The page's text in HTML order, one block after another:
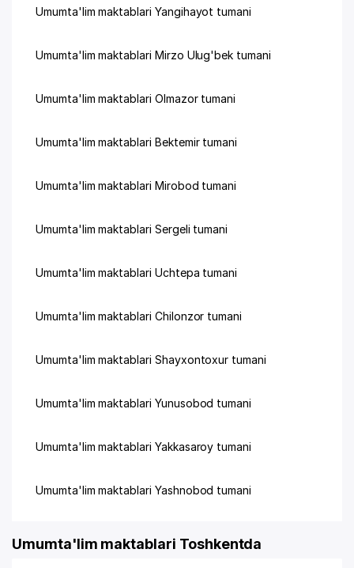
Umumta'lim maktablari Yangihayot tumani
Umumta'lim maktablari Mirzo Ulug'bek tumani
Umumta'lim maktablari Olmazor tumani
Umumta'lim maktablari Bektemir tumani
Umumta'lim maktablari Mirobod tumani
Umumta'lim maktablari Sergeli tumani
Umumta'lim maktablari Uchtepa tumani
Umumta'lim maktablari Chilonzor tumani
Umumta'lim maktablari Shayxontoxur tumani
Umumta'lim maktablari Yunusobod tumani
Umumta'lim maktablari Yakkasaroy tumani
Umumta'lim maktablari Yashnobod tumani
Umumta'lim maktablari Toshkentda